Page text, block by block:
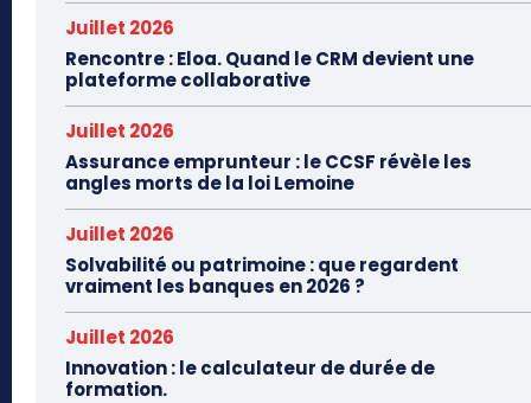
Juillet 2026
Rencontre : Eloa. Quand le CRM devient une
plateforme collaborative
Juillet 2026
Assurance emprunteur : le CCSF révèle les
angles morts de la loi Lemoine
Juillet 2026
Solvabilité ou patrimoine : que regardent
vraiment les banques en 2026 ?
Juillet 2026
Innovation : le calculateur de durée de
formation.